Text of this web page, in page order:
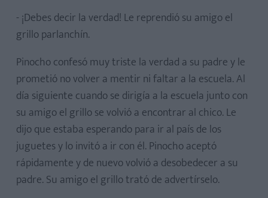
- ¡Debes decir la verdad! Le reprendió su amigo el
grillo parlanchín.
Pinocho confesó muy triste la verdad a su padre y le
prometió no volver a mentir ni faltar a la escuela. Al
día siguiente cuando se dirigía a la escuela junto con
su amigo el grillo se volvió a encontrar al chico. Le
dijo que estaba esperando para ir al país de los
juguetes y lo invitó a ir con él. Pinocho aceptó
rápidamente y de nuevo volvió a desobedecer a su
padre. Su amigo el grillo trató de advertírselo.